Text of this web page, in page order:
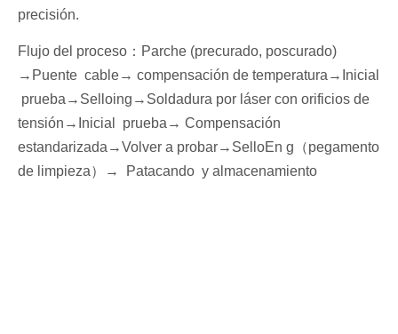
precisión.
Flujo del proceso ： Parche (precurado, poscurado)
→ Puente cable→ compensación de temperatura→ nicial
prueba→Selloing→Soldadura por láser con orificios de
tensión → nicial prueba→ Compensación
estandarizada→Volver a probar→SelloEn g （pegamento
de limpieza） → Patacando y almacenamiento